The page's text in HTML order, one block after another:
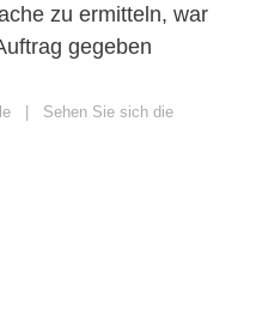
zu ermitteln, war
gegeben
| Sehen Sie sich die